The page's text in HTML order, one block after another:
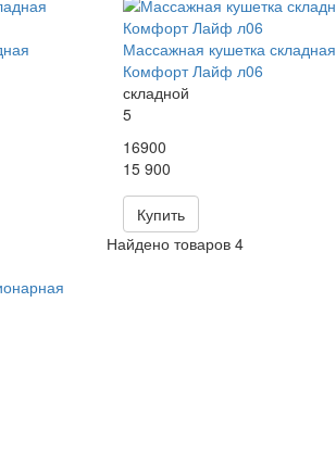
Массажная кушетка складная
Комфорт Лайф л06
складной
5
16900
15 900
Купить
Найдено товаров 4